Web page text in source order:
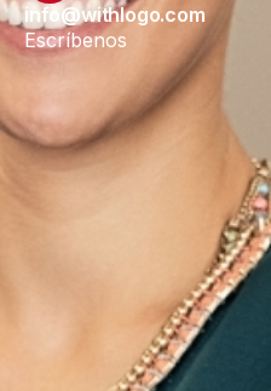
info@withlogo.com
Escríbenos